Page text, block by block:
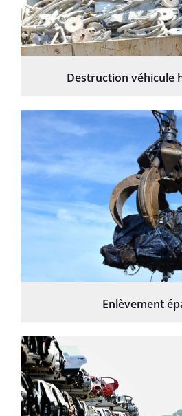
Destruction véhicule
Enlèvement